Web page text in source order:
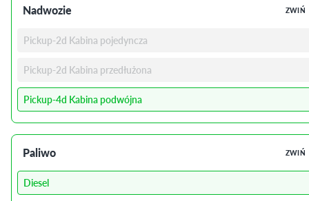
Nadwozie ZWIŃ
Pickup-2d Kabina pojedyncza
Pickup-2d Kabina przedłużona
Pickup-4d Kabina podwójna
Paliwo ZWIŃ
Diesel